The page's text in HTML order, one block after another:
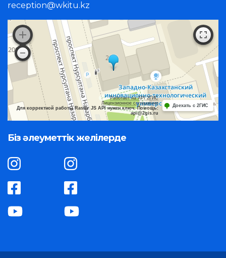
reception@wkitu.kz
Работает на API 2ГИС
Лицензионное соглашение
Для корректной работы Raster JS API нужен ключ. Помощь:
api@2gis.ru
Доехать с 2ГИС
Біз әлеуметтік желілерде